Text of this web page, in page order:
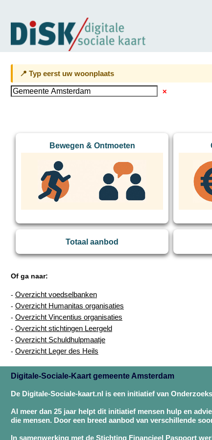
📍 Typ eerst uw woonplaats
✕
Bewegen & Ontmoeten
Totaal aanbod
Of ga naar:
- Overzicht voedselbanken
- Overzicht Humanitas organisaties
- Overzicht Vincentius organisaties
- Overzicht stichtingen Leergeld
- Overzicht Schuldhulpmaatje
- Overzicht Leger des Heils
Digitale-Sociale-Kaart gemeente Amsterdam
De Digitale-Sociale-kaart.nl is een initiatief van
Al meer dan 25 jaar helpt dit initiatief mensen hulp en
die mensen. Door een breed aanbod van verschillende
In samenwerking met de Stichting Financieel Paspoort